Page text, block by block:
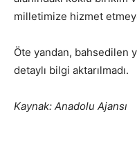
milletimize hizmet
Öte yandan, bahsedilen
detaylı bilgi aktarılmadı.
Kaynak: Anadolu Ajansı